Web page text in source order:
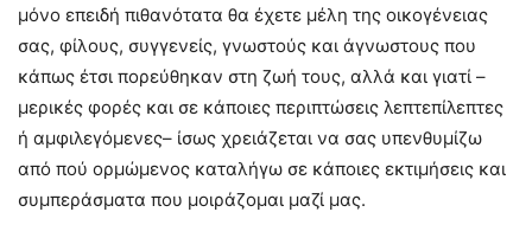
μόνο επειδή πιθανότατα θα έχετε μέλη της οικογένειας
σας, φίλους, συγγενείς, γνωστούς και άγνωστους που
κάπως έτσι πορεύθηκαν στη ζωή τους, αλλά και γιατί –
μερικές φορές και σε κάποιες περιπτώσεις λεπτεπίλεπτες
ή αμφιλεγόμενες– ίσως χρειάζεται να σας υπενθυμίζω
από πού ορμώμενος καταλήγω σε κάποιες εκτιμήσεις και
συμπεράσματα που μοιράζομαι μαζί μας.